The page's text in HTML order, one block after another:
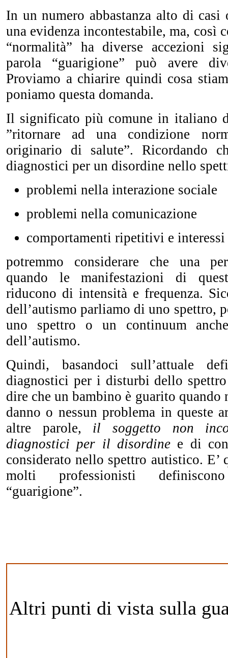
In un numero abbastanza alto di
una evidenza incontestabile, ma, così
“normalità” ha diverse accezioni
parola “guarigione” può avere
Proviamo a chiarire quindi cosa
poniamo questa domanda.
Il significato più comune in italiano
”ritornare ad una condizione
originario di salute”. Ricordando
diagnostici per un disordine nello
problemi nella interazione sociale
problemi nella comunicazione
comportamenti ripetitivi e
potremmo considerare che una
quando le manifestazioni di
riducono di intensità e frequenza.
dell’autismo parliamo di uno spettro,
uno spettro o un continuum
dell’autismo.
Quindi, basandoci sull’attuale
diagnostici per i disturbi dello
dire che un bambino è guarito quando
danno o nessun problema in queste
altre parole, il soggetto non
diagnostici per il disordine e di
considerato nello spettro autistico.
molti professionisti
“guarigione”.
Altri punti di vista sulla